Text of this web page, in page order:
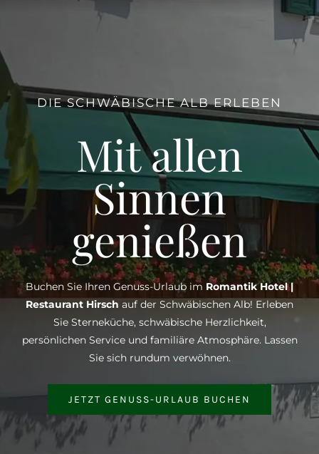
DIE SCHWÄBISCHE ALB ERLEBEN
Mit allen
Sinnen
genießen
Buchen Sie Ihren Genuss-Urlaub im Romantik Hotel |
Restaurant Hirsch auf der Schwäbischen Alb! Erleben
Sie Sterneküche, schwäbische Herzlichkeit,
persönlichen Service und familiäre Atmosphäre. Lassen
Sie sich rundum verwöhnen.
JETZT GENUSS-URLAUB BUCHEN